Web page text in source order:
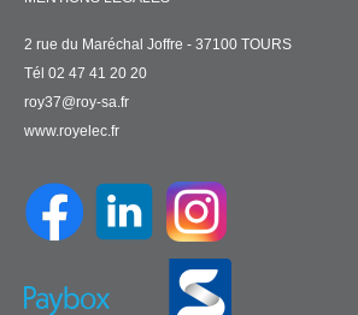
2 rue du Maréchal Joffre - 37100 TOURS
Tél 02 47 41 20 20
roy37@roy-sa.fr
www.royelec.fr